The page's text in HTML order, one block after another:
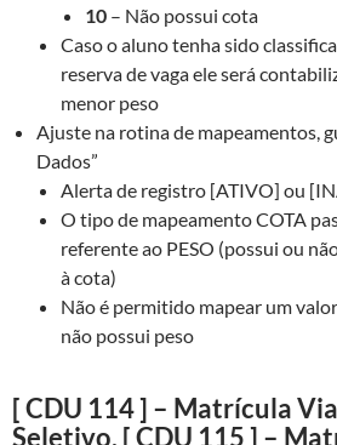
10 – Não possui cota
Caso o aluno tenha sido
reserva de vaga ele será
menor peso
Ajuste na rotina de mapeamentos,
Dados”
Alerta de registro [ATIVO] ou
O tipo de mapeamento COTA
referente ao PESO (possui ou
à cota)
Não é permitido mapear um
não possui peso
[ CDU 114 ] – Matrícula
Seletivo, [ CDU 115 ] –